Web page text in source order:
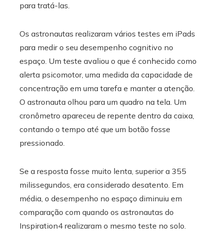
para tratá-las.
Os astronautas realizaram vários testes em iPads
para medir o seu desempenho cognitivo no
espaço. Um teste avaliou o que é conhecido como
alerta psicomotor, uma medida da capacidade de
concentração em uma tarefa e manter a atenção.
O astronauta olhou para um quadro na tela. Um
cronômetro apareceu de repente dentro da caixa,
contando o tempo até que um botão fosse
pressionado.
Se a resposta fosse muito lenta, superior a 355
milissegundos, era considerado desatento. Em
média, o desempenho no espaço diminuiu em
comparação com quando os astronautas do
Inspiration4 realizaram o mesmo teste no solo.